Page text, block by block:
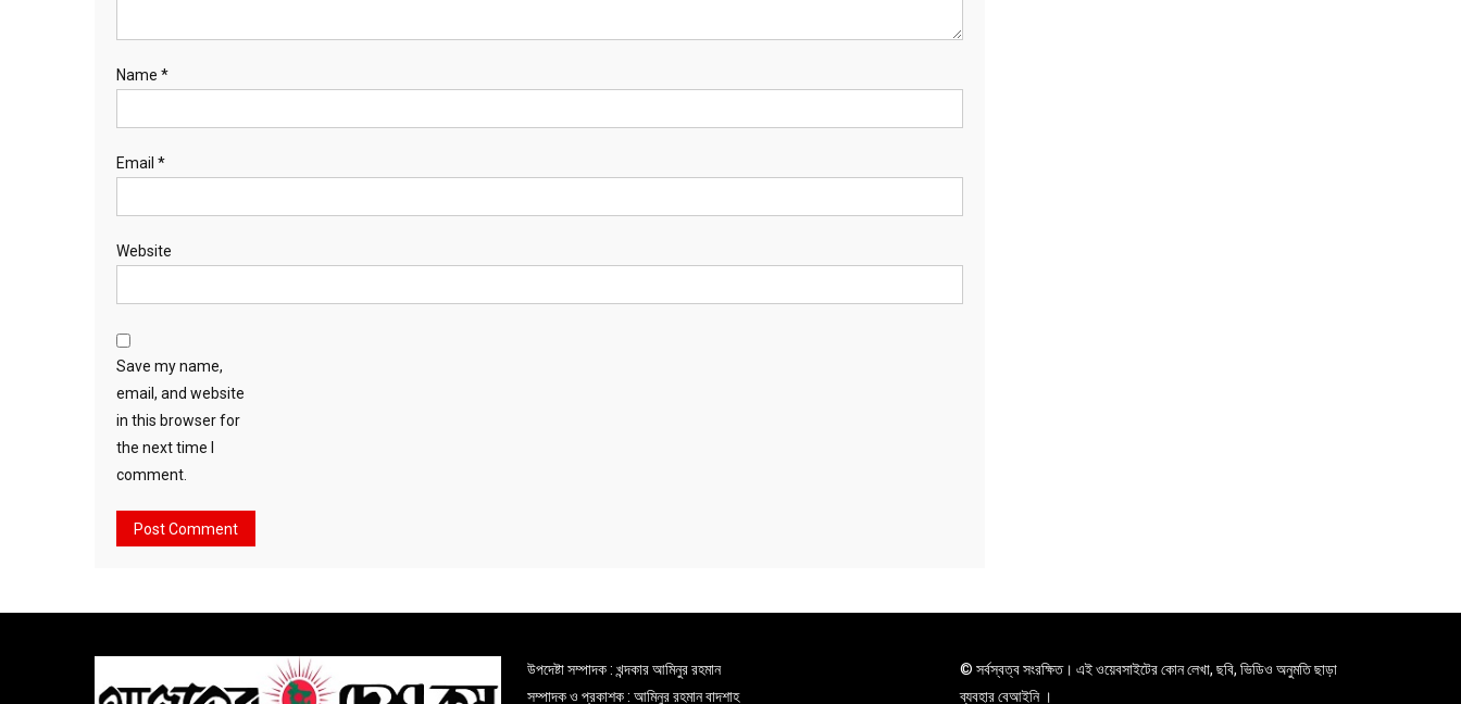
Name *
Email *
Website
Save my name,
email, and website
in this browser for
the next time I
comment.
উপদেষ্টা সম্পাদক : খন্দকার আমিনুর রহমান
সম্পাদক ও প্রকাশক : আমিনুর রহমান বাদশাহ
© সর্বস্বত্ব সংরক্ষিত। এই ওয়েবসাইটের কোন লেখা, ছবি, ভিডিও অনুমতি ছাড়া
ব্যবহার বেআইনি ।